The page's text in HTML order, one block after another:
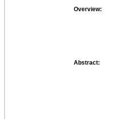
Overview:
Abstract: